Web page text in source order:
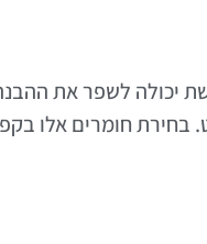
יכולה לשפר את
בחירת חומרים אלו